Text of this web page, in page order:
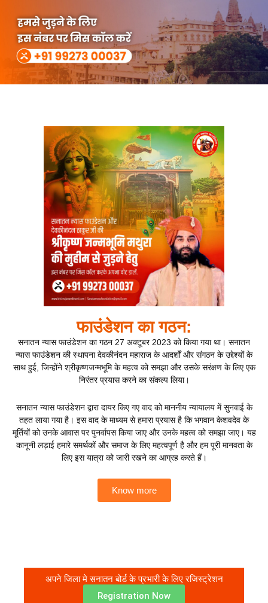
फाउंडेशन का गठन:
सनातन न्यास फाउंडेशन का गठन 27 अक्टूबर 2023 को किया गया था। सनातन
न्यास फाउंडेशन की स्थापना देवकीनंदन महाराज के आदर्शों और संगठन के उद्देश्यों के
साथ हुई, जिन्होंने श्रीकृष्णजन्मभूमि के महत्व को समझा और उसके सरंक्षण के लिए एक
निरंतर प्रयास करने का संकल्प लिया।
सनातन न्यास फाउंडेशन द्वारा दायर किए गए वाद को माननीय न्यायालय में सुनवाई के
तहत लाया गया है। इस वाद के माध्यम से हमारा प्रयास है कि भगवान केशवदेव के
मूर्तियों को उनके आवास पर पुनर्वापस किया जाए और उनके महत्व को समझा जाए। यह
कानूनी लड़ाई हमारे समर्थकों और समाज के लिए महत्वपूर्ण है और हम पूरी मानवता के
लिए इस यात्रा को जारी रखने का आग्रह करते हैं।
Know more
अपने जिला मे सनातन बोर्ड के प्रभारी के लिए रजिस्ट्रेशन
Registration Now